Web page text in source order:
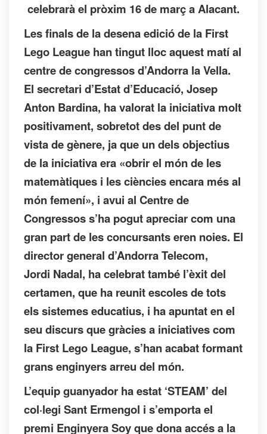
celebrarà el pròxim 16 de març a Alacant.
Les finals de la desena edició de la First
Lego League han tingut lloc aquest matí al
centre de congressos d’Andorra la Vella.
El secretari d’Estat d’Educació, Josep
Anton Bardina, ha valorat la iniciativa molt
positivament, sobretot des del punt de
vista de gènere, ja que un dels objectius
de la iniciativa era «obrir el món de les
matemàtiques i les ciències encara més al
món femení», i avui al Centre de
Congressos s’ha pogut apreciar com una
gran part de les concursants eren noies. El
director general d’Andorra Telecom,
Jordi Nadal, ha celebrat també l’èxit del
certamen, que ha reunit escoles de tots
els sistemes educatius, i ha apuntat en el
seu discurs que gràcies a iniciatives com
la First Lego League, s’han acabat formant
grans enginyers arreu del món.
L’equip guanyador ha estat ‘STEAM’ del
col·legi Sant Ermengol i s’emporta el
premi Enginyera Soy que dona accés a la